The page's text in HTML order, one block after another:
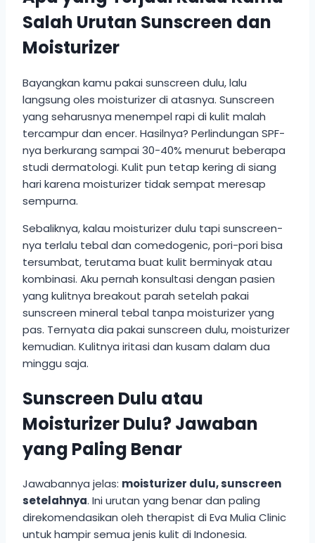
Salah Urutan Sunscreen dan
Moisturizer
Bayangkan kamu pakai sunscreen dulu, lalu
langsung oles moisturizer di atasnya. Sunscreen
yang seharusnya menempel rapi di kulit malah
tercampur dan encer. Hasilnya? Perlindungan SPF-
nya berkurang sampai 30-40% menurut beberapa
studi dermatologi. Kulit pun tetap kering di siang
hari karena moisturizer tidak sempat meresap
sempurna.
Sebaliknya, kalau moisturizer dulu tapi sunscreen-
nya terlalu tebal dan comedogenic, pori-pori bisa
tersumbat, terutama buat kulit berminyak atau
kombinasi. Aku pernah konsultasi dengan pasien
yang kulitnya breakout parah setelah pakai
sunscreen mineral tebal tanpa moisturizer yang
pas. Ternyata dia pakai sunscreen dulu, moisturizer
kemudian. Kulitnya iritasi dan kusam dalam dua
minggu saja.
Sunscreen Dulu atau
Moisturizer Dulu? Jawaban
yang Paling Benar
Jawabannya jelas: moisturizer dulu, sunscreen
setelahnya. Ini urutan yang benar dan paling
direkomendasikan oleh therapist di Eva Mulia Clinic
untuk hampir semua jenis kulit di Indonesia.